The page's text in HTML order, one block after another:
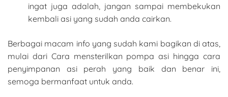
ingat juga adalah, jangan sampai membekukan
kembali asi yang sudah anda cairkan.
Berbagai macam info yang sudah kami bagikan di atas,
mulai dari Cara mensterilkan pompa asi hingga cara
penyimpanan asi perah yang baik dan benar ini,
semoga bermanfaat untuk anda.